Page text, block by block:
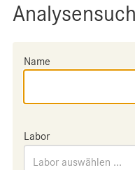
Name
Labor
Labor auswählen ...